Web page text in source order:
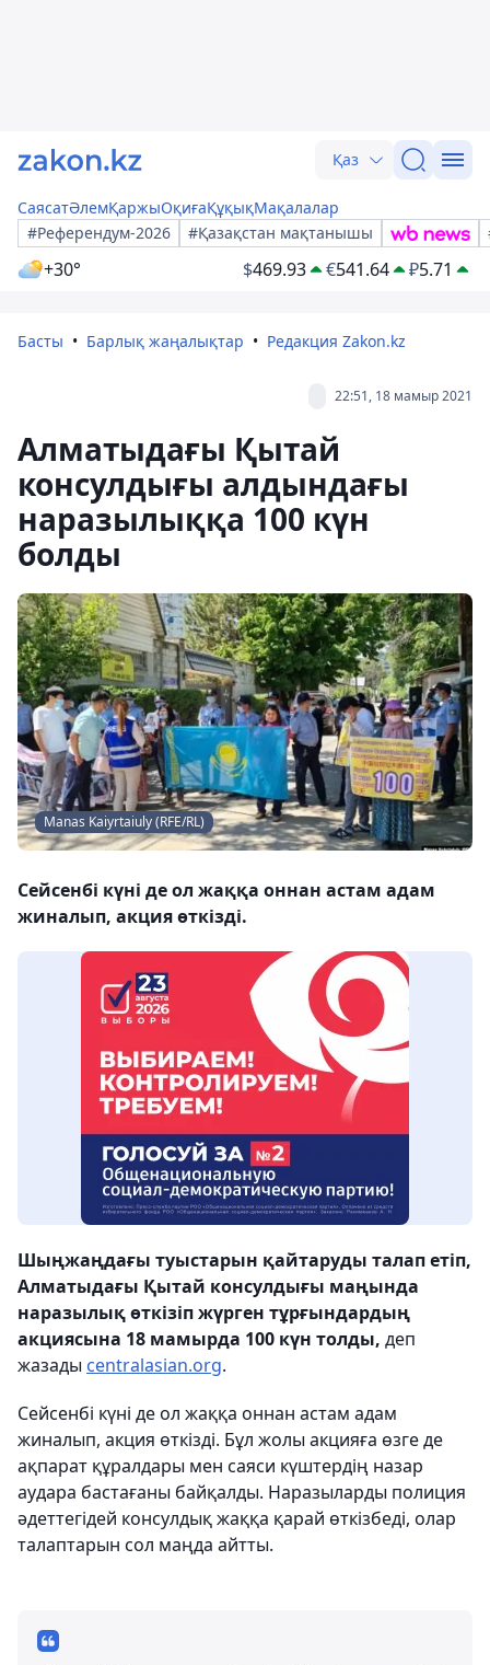
Қаз
СаясатӘлемҚаржыОқиғаҚұқықМақалалар
#Референдум-2026
#Қазақстан мақтанышы
+30° $469.93 €541.64 ₽5.71
Басты Барлық жаңалықтар Редакция Zakon.kz
22:51, 18 мамыр 2021
Алматыдағы Қытай
консулдығы алдындағы
наразылыққа 100 күн
болды
Manas Kaiyrtaiuly (RFE/RL)
Сейсенбі күні де ол жаққа оннан астам адам
жиналып, акция өткізді.
Шыңжаңдағы туыстарын қайтаруды талап етіп,
Алматыдағы Қытай консулдығы маңында
наразылық өткізіп жүрген тұрғындардың
акциясына 18 мамырда 100 күн толды, деп
жазады centralasian.org.
Сейсенбі күні де ол жаққа оннан астам адам
жиналып, акция өткізді. Бұл жолы акцияға өзге де
ақпарат құралдары мен саяси күштердің назар
аудара бастағаны байқалды. Наразыларды полиция
әдеттегідей консулдық жаққа қарай өткізбеді, олар
талаптарын сол маңда айтты.